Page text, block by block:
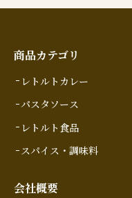
商品カテゴリ
レトルトカレー
パスタソース
レトルト食品
スパイス・調味料
会社概要